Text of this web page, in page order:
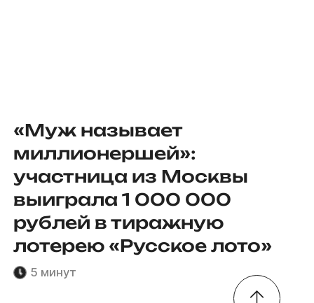
«Муж называет
миллионершей»:
участница из Москвы
выиграла 1 000 000
рублей в тиражную
лотерею «Русское лото»
5 минут